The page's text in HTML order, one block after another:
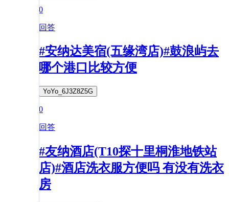
0
回答
#安纳达美宿(五缘湾店)#鼓浪屿去
哪个港口比较方便
YoYo_6J3Z8Z5G
0
回答
#友纳酒店(T10探十里桐淮地铁站
店)#酒店洗衣服方便吗 有没有洗衣
房